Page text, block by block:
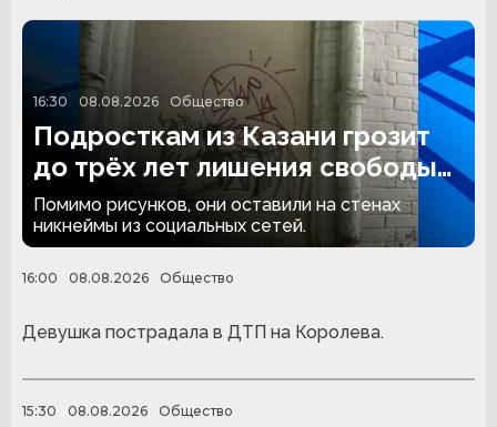
16:30 08.08.2026 Общество
Подросткам из Казани грозит
до трёх лет лишения свободы
за граффити
Помимо рисунков, они оставили на стенах
никнеймы из социальных сетей.
16:00 08.08.2026 Общество
Девушка пострадала в ДТП на Королева.
15:30 08.08.2026 Общество